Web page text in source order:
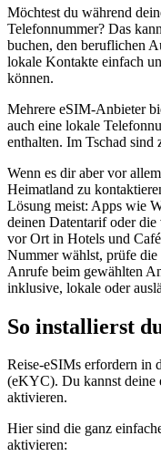
Möchtest du während
Telefonnummer? Das
buchen, den beruflichen
lokale Kontakte einfach
können.
Mehrere eSIM-Anbieter
auch eine lokale
enthalten. Im Tschad sind
Wenn es dir aber vor
Heimatland zu
Lösung meist: Apps wie
deinen Datentarif oder
vor Ort in Hotels und
Nummer wählst, prüfe die
Anrufe beim gewählten
inklusive, lokale oder
So installierst
Reise-eSIMs erfordern in
(eKYC). Du kannst deine
aktivieren.
Hier sind die ganz
aktivieren: